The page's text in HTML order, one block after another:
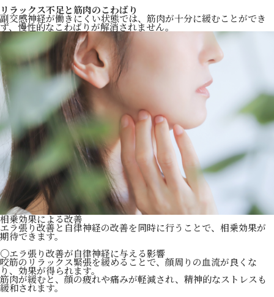
リラックス不足と筋肉のこわばり
副交感神経が働きにくい状態では、筋肉が十分に緩むことができ
ず、慢性的なこわばりが解消されません。
相乗効果による改善
エラ張り改善と自律神経の改善を同時に行うことで、相乗効果が
期待できます。
〇エラ張り改善が自律神経に与える影響
咬筋のリラックス緊張を緩めることで、顔周りの血流が良くな
り、効果が得られます。
筋肉が緩むと、顔の疲れや痛みが軽減され、精神的なストレスも
緩和されます。